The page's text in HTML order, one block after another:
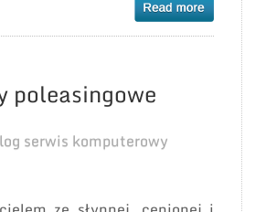
poleasingowe
serwis komputerowy